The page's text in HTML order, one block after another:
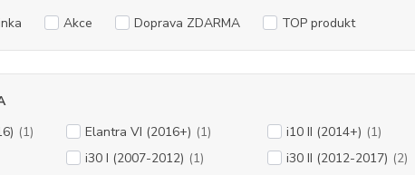
Akce Doprava ZDARMA TOP produkt
(1) Elantra VI (2016+) (1) i10 II (2014+) (1)
i30 I (2007-2012) (1) i30 II (2012-2017) (2)